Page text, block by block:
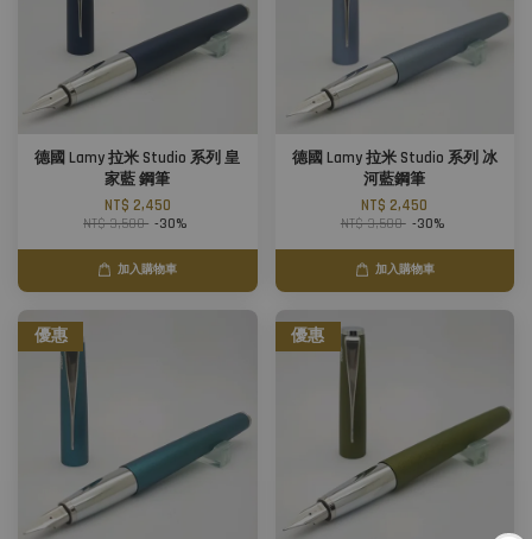
德國 Lamy 拉米 Studio 系列 皇
家藍 鋼筆
NT$ 2,450
NT$ 3,500 -30%
加入購物車
德國 Lamy 拉米 Studio 系列 冰
河藍鋼筆
NT$ 2,450
NT$ 3,500 -30%
加入購物車
優惠 優惠